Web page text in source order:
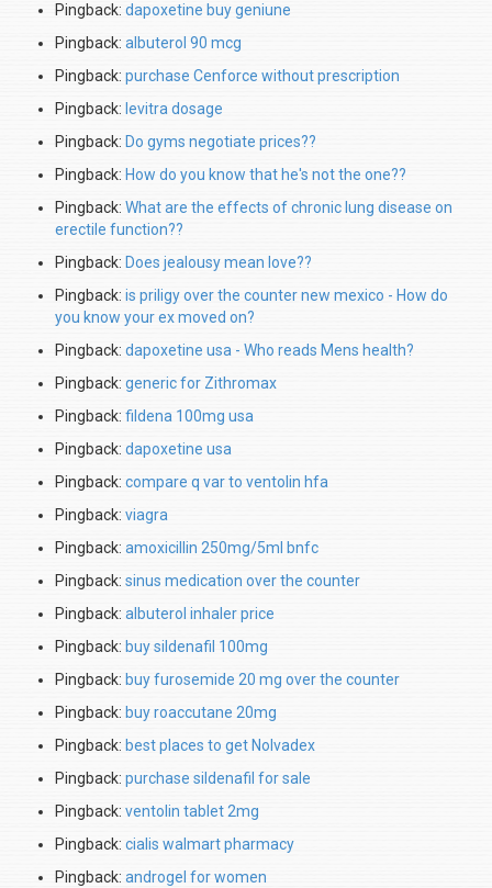
Pingback: dapoxetine buy geniune
Pingback: albuterol 90 mcg
Pingback: purchase Cenforce without prescription
Pingback: levitra dosage
Pingback: Do gyms negotiate prices??
Pingback: How do you know that he's not the one??
Pingback: What are the effects of chronic lung disease on
erectile function??
Pingback: Does jealousy mean love??
Pingback: is priligy over the counter new mexico - How do
you know your ex moved on?
Pingback: dapoxetine usa - Who reads Mens health?
Pingback: generic for Zithromax
Pingback: fildena 100mg usa
Pingback: dapoxetine usa
Pingback: compare q var to ventolin hfa
Pingback: viagra
Pingback: amoxicillin 250mg/5ml bnfc
Pingback: sinus medication over the counter
Pingback: albuterol inhaler price
Pingback: buy sildenafil 100mg
Pingback: buy furosemide 20 mg over the counter
Pingback: buy roaccutane 20mg
Pingback: best places to get Nolvadex
Pingback: purchase sildenafil for sale
Pingback: ventolin tablet 2mg
Pingback: cialis walmart pharmacy
Pingback: androgel for women